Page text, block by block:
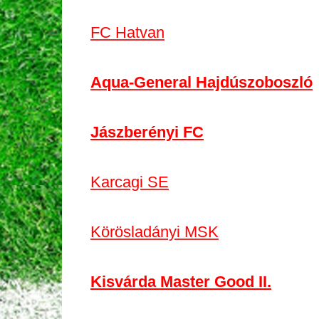
FC Hatvan
Aqua-General Hajdúszoboszló
Jászberényi FC
Karcagi SE
Körösladányi MSK
Kisvárda Master Good II.